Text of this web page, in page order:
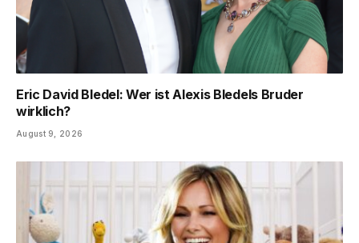
Eric David Bledel: Wer ist Alexis Bledels Bruder
wirklich?
August 9, 2026